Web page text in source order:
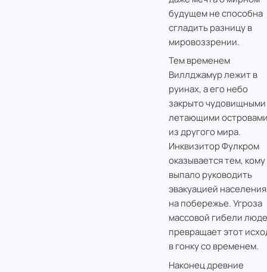
будущем не способна
сгладить разницу в
мировоззрении.
Тем временем
Виллджамур лежит в
руинах, а его небо
закрыто чудовищными
летающими
из другого мира.
Инквизитор Фулкром
оказывается тем, кому
выпало руководить
эвакуацией населения
на побережье. Угроза
массовой гибели
превращает этот
в гонку со временем.
Наконец древние